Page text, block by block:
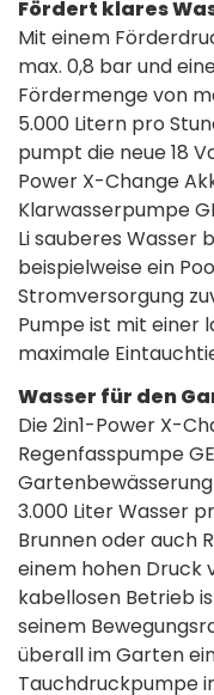
Fördert klares
Mit einem
max. 0,8 bar und
Fördermenge von
5.000 Litern pro
pumpt die neue 18
Power X-Change
Klarwasserpumpe
Li sauberes Wasser
beispielweise ein
Stromversorgung
Pumpe ist mit einer
maximale
Wasser für den
Die 2in1-Power X-
Regenfasspumpe
3.000 Liter Wasser
Brunnen oder auch
einem hohen Druck
kabellosen Betrieb
seinem
überall im Garten
Tauchdruckpumpe